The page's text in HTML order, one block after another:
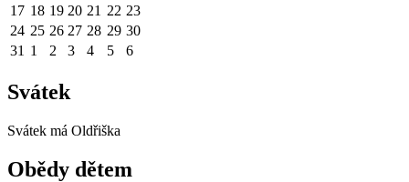
17 18 19 20 21 22 23
24 25 26 27 28 29 30
31 1 2 3 4 5 6
Svátek
Svátek má Oldřiška
Obědy dětem